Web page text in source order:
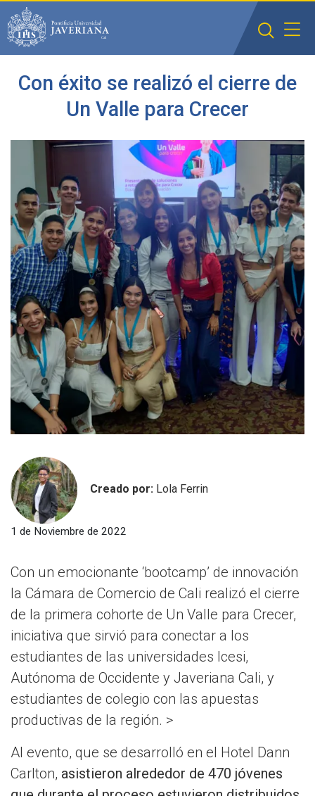
Saltar al contenido principal
Con éxito se realizó el cierre de
Un Valle para Crecer
Creado por: Lola Ferrin
1 de Noviembre de 2022
Con un emocionante ‘bootcamp’ de innovación
la Cámara de Comercio de Cali realizó el cierre
de la primera cohorte de Un Valle para Crecer,
iniciativa que sirvió para conectar a los
estudiantes de las universidades Icesi,
Autónoma de Occidente y Javeriana Cali, y
estudiantes de colegio con las apuestas
productivas de la región. >
Al evento, que se desarrolló en el Hotel Dann
Carlton, asistieron alrededor de 470 jóvenes